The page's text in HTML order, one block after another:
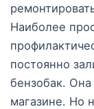
Наиболее
постоянно
бензобак.
магазине. Но